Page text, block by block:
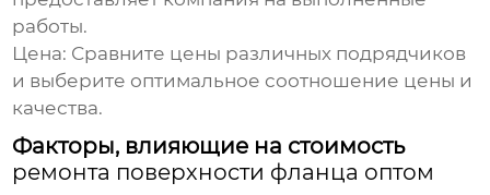
работы.
Цена: Сравните цены различных подрядчиков
и выберите оптимальное соотношение цены и
качества.
Факторы, влияющие на стоимость
ремонта поверхности фланца оптом